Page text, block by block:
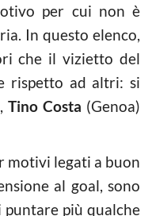
per cui non è
In questo elenco,
che il vizietto del
rispetto ad altri: si
Tino Costa (Genoa)
motivi legati a buon
al goal, sono
più qualche